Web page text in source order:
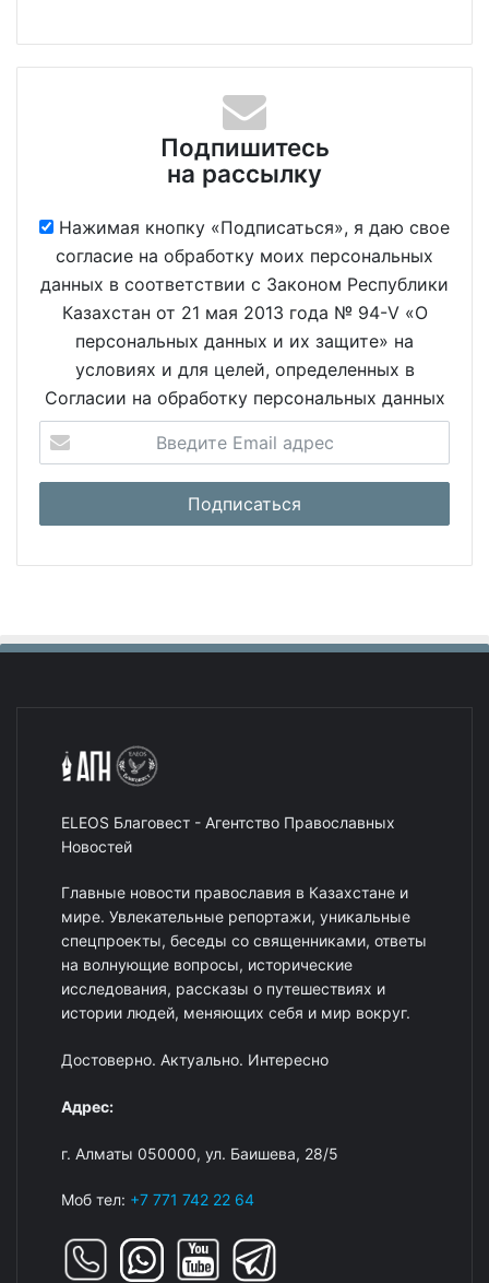
Подпишитесь
на рассылку
Нажимая кнопку «Подписаться», я даю свое
согласие на обработку моих персональных
данных в соответствии с Законом Республики
Казахстан от 21 мая 2013 года № 94-V «О
персональных данных и их защите» на
условиях и для целей, определенных в
Согласии на обработку персональных данных
ELEOS Благовест - Агентство Православных
Новостей
Главные новости православия в Казахстане и
мире. Увлекательные репортажи, уникальные
спецпроекты, беседы со священниками, ответы
на волнующие вопросы, исторические
исследования, рассказы о путешествиях и
истории людей, меняющих себя и мир вокруг.
Достоверно. Актуально. Интересно
Адрес:
г. Алматы 050000, ул. Баишева, 28/5
Моб тел: +7 771 742 22 64